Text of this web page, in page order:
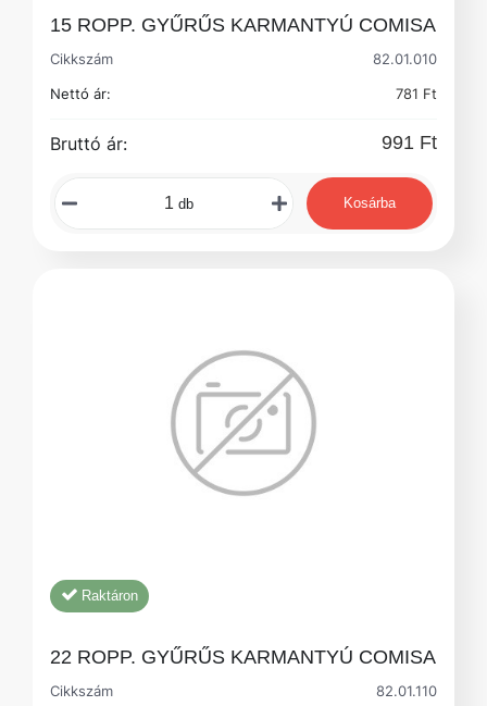
15 ROPP. GYŰRŰS KARMANTYÚ COMISA
Cikkszám
82.01.010
Nettó ár:
781 Ft
Bruttó ár: 991 Ft
db Kosárba
Raktáron
22 ROPP. GYŰRŰS KARMANTYÚ COMISA
Cikkszám
82.01.110